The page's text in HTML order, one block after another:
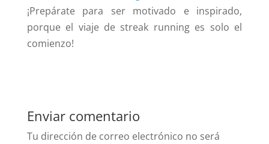
¡Prepárate para ser motivado e inspirado,
porque el viaje de streak running es solo el
comienzo!
Enviar comentario
Tu dirección de correo electrónico no será